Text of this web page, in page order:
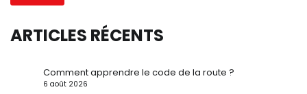
ARTICLES RÉCENTS
Comment apprendre le code de la route ?
6 août 2026